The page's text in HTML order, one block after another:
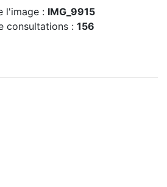
l'image : IMG_9915
consultations : 156